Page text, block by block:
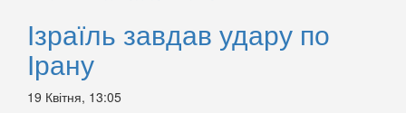
Ізраїль завдав удару по
Ірану
19 Квітня, 13:05